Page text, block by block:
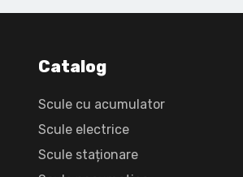
Catalog
Scule cu acumulator
Scule electrice
Scule staționare